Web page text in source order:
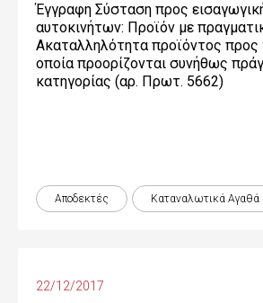
Έγγραφη Σύσταση προς
αυτοκινήτων: Προϊόν με
Ακαταλληλότητα προϊόντος προς
οποία προορίζονται συνήθως
κατηγορίας (αρ. Πρωτ. 5662)
Αποδεκτές Καταναλωτικά Αγαθά
22/12/2017